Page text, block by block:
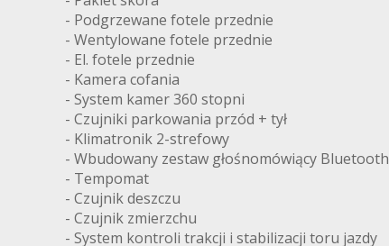
- Podgrzewane fotele przednie
- Wentylowane fotele przednie
- El. fotele przednie
- Kamera cofania
- System kamer 360 stopni
- Czujniki parkowania przód + tył
- Klimatronik 2-strefowy
- Wbudowany zestaw głośnomówiący Bluetooth
- Tempomat
- Czujnik deszczu
- Czujnik zmierzchu
- System kontroli trakcji i stabilizacji toru jazdy